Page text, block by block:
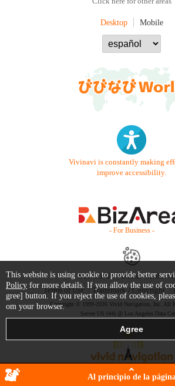
Desktop Mobile
Vivinavi is constantly making
improve accessibility.
- For Business -
Contact Us Starter Guide
Terms of Use
Trademark / Copyright
Copyright © 1999-2026 Vivid Navigation, Inc. All
Server US (44) @ Los Angeles Data
Al principio de la
This website is using cookie to provide better
Policy for more details. If you allow the use of
gree] button. If you reject the use of cookies,
om your browser.